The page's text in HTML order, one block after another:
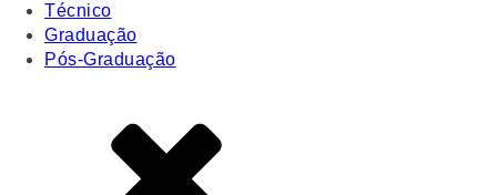
Técnico
Graduação
Pós-Graduação